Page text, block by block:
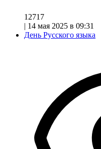
12717
| 14 мая 2025 в 09:31
День Русского языка